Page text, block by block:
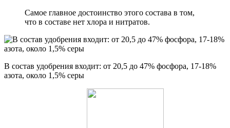
Самое главное достоинство этого состава в том,
что в составе нет хлора и нитратов.
В состав удобрения входит: от 20,5 до 47% фосфора, 17-18%
азота, около 1,5% серы